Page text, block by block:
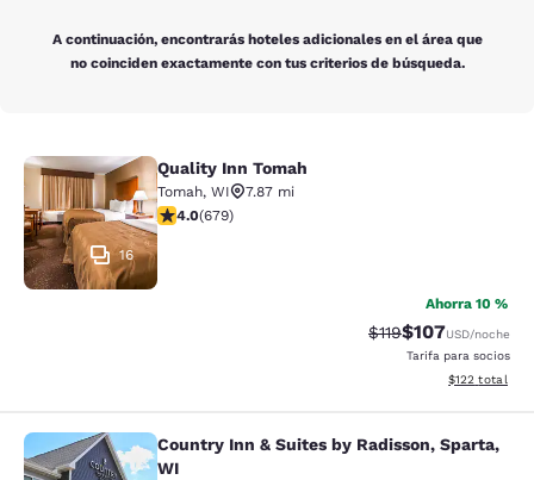
A continuación, encontrarás hoteles adicionales en el área que
no coinciden exactamente con tus criterios de búsqueda.
Quality Inn Tomah
16
Quality Inn Tomah
Tomah, WI
7.87 mi
calificación de 3.96 estrellas. Bueno. 679 reseñas
4.0(679)
Ahorra 10 %
Precio tachado:
$119Precio con
$107USD/noche
Tarifa para socios
Ver detalles
$122 total
Country Inn & Suites by Radisson,
Country Inn & Suites by Radisson, Sparta,
WI